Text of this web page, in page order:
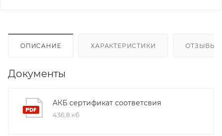
ОПИСАНИЕ ХАРАКТЕРИСТИКИ ОТЗЫВЫ
Документы
АКБ сертификат соответсвия
436,8 кб